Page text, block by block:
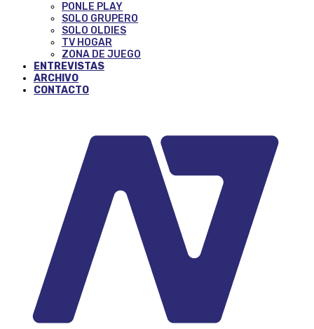
PONLE PLAY
SOLO GRUPERO
SOLO OLDIES
TV HOGAR
ZONA DE JUEGO
ENTREVISTAS
ARCHIVO
CONTACTO